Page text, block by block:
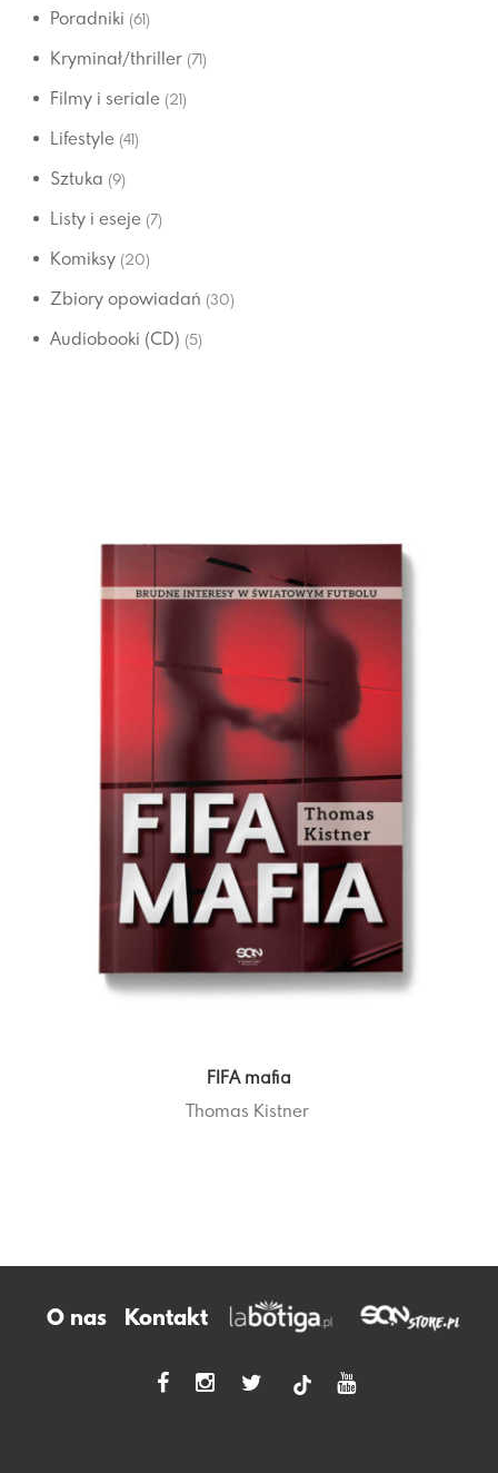
Poradniki (61)
Kryminał/thriller (71)
Filmy i seriale (21)
Lifestyle (41)
Sztuka (9)
Listy i eseje (7)
Komiksy (20)
Zbiory opowiadań (30)
Audiobooki (CD) (5)
FIFA mafia
Thomas Kistner
O nas Kontakt
tiktok